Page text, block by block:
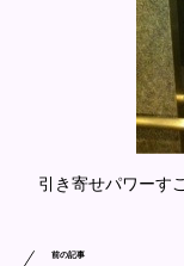
引き寄せパワーすご
前の記事